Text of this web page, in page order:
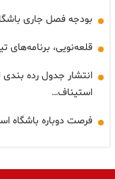
بودجه فصل جاری
قلعه‌نویی، برنامه‌های
انتشار جدول رده بندی
استیناف…
فرصت دوباره باشگاه